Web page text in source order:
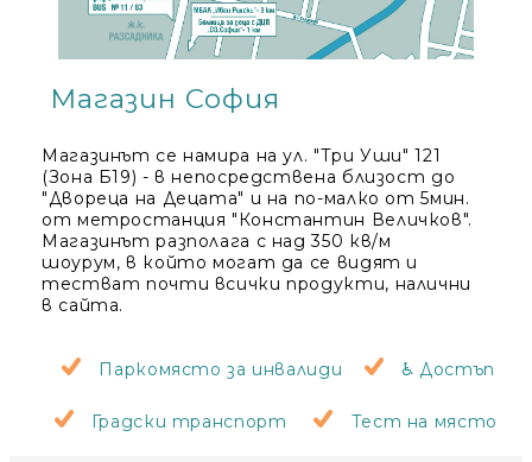
Финансиране
Състояния
Статии
Контакти
BG
Вход Регистрация
Магазин София
Магазинът се намира на ул. "Три Уши" 121
(Зона Б19) - в непосредствена близост до
"Двореца на Децата" и на по-малко от 5мин.
от метростанция "Константин Величков".
Магазинът разполага с над 350 кв/м
шоурум, в който могат да се видят и
тестват почти всички продукти, налични
в сайта.
Паркомясто за инвалиди ♿ Достъп
Градски транспорт Тест на място